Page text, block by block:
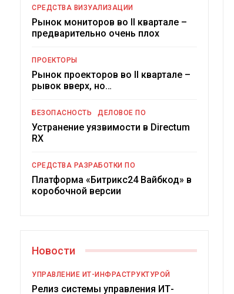
СРЕДСТВА ВИЗУАЛИЗАЦИИ
Рынок мониторов во II квартале –
предварительно очень плох
ПРОЕКТОРЫ
Рынок проекторов во II квартале –
рывок вверх, но…
БЕЗОПАСНОСТЬ ДЕЛОВОЕ ПО
Устранение уязвимости в Directum
RX
СРЕДСТВА РАЗРАБОТКИ ПО
Платформа «Битрикс24 Вайбкод» в
коробочной версии
Новости
УПРАВЛЕНИЕ ИТ-ИНФРАСТРУКТУРОЙ
Релиз системы управления ИТ-
Цифровая экономика 2026.
Краткий статистический
российский рынок ИБП?